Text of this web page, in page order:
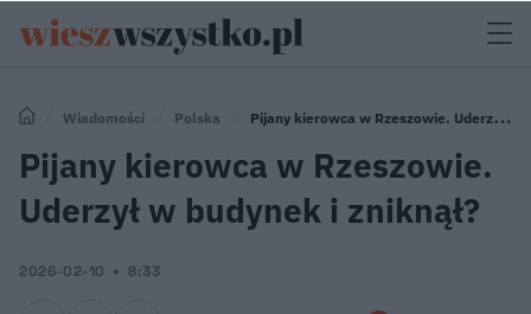
Wiadomości Polska
Pijany kierowca w Rzeszowie. Uderzył w
budynek i zniknął?
Pijany kierowca w Rzeszowie.
Uderzył w budynek i zniknął?
2026-02-10 8:33